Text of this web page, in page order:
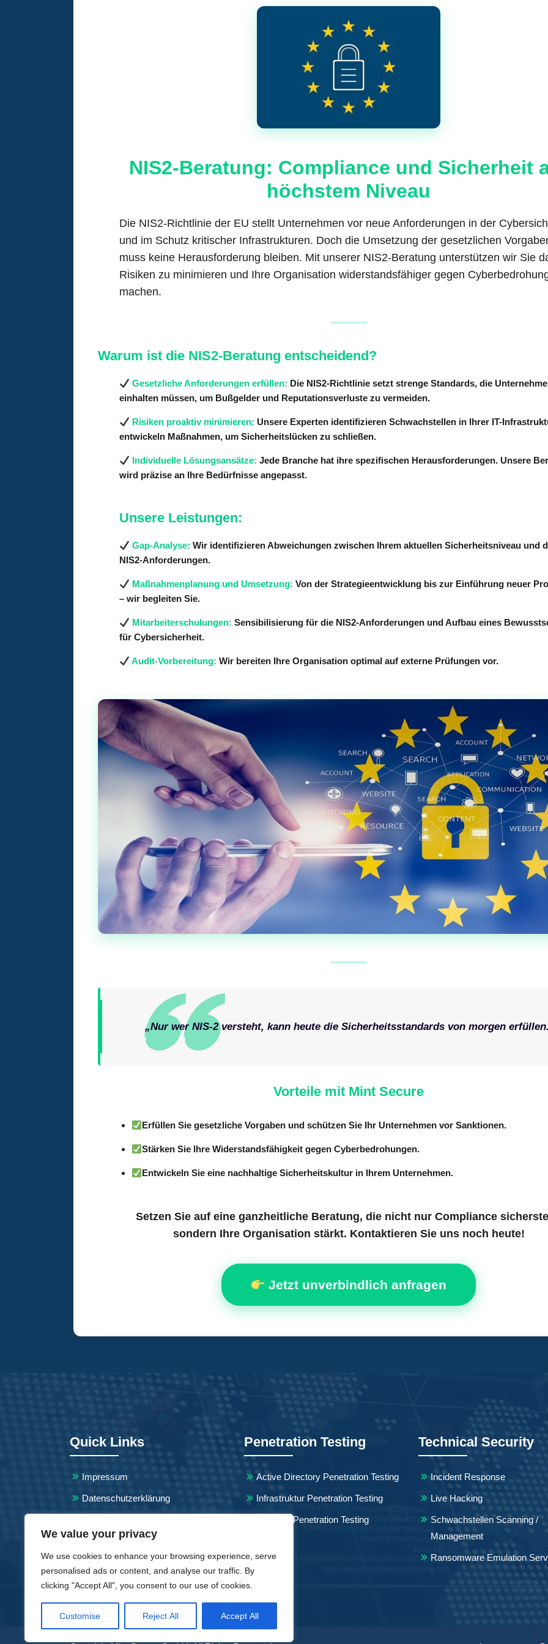
We value your privacy
We use cookies to enhance your browsing experience, serve
personalised ads or content, and analyse our traffic. By
clicking "Accept All", you consent to our use of cookies.
Customise Reject All Accept All
NIS2-Beratung: Compliance und Sicherheit
höchstem Niveau
Die NIS2-Richtlinie der EU stellt Unternehmen vor neue Anforderungen in der
und im Schutz kritischer Infrastrukturen. Doch die Umsetzung der gesetzlichen
muss keine Herausforderung bleiben. Mit unserer NIS2-Beratung unterstützen wir Sie
Risiken zu minimieren und Ihre Organisation widerstandsfähiger gegen
machen.
Warum ist die NIS2-Beratung entscheidend?
Gesetzliche Anforderungen erfüllen: Die NIS2-Richtlinie setzt strenge Standards, die
einhalten müssen, um Bußgelder und Reputationsverluste zu vermeiden.
Risiken proaktiv minimieren: Unsere Experten identifizieren Schwachstellen in Ihrer IT-
entwickeln Maßnahmen, um Sicherheitslücken zu schließen.
Individuelle Lösungsansätze: Jede Branche hat ihre spezifischen Herausforderungen. Unsere
wird präzise an Ihre Bedürfnisse angepasst.
Unsere Leistungen:
Gap-Analyse: Wir identifizieren Abweichungen zwischen Ihrem aktuellen Sicherheitsniveau und
NIS2-Anforderungen.
Maßnahmenplanung und Umsetzung: Von der Strategieentwicklung bis zur Einführung neuer
– wir begleiten Sie.
Mitarbeiterschulungen: Sensibilisierung für die NIS2-Anforderungen und Aufbau eines
für Cybersicherheit.
Audit-Vorbereitung: Wir bereiten Ihre Organisation optimal auf externe Prüfungen vor.
„Nur wer NIS-2 versteht, kann heute die Sicherheitsstandards von morgen
Vorteile mit Mint Secure
Erfüllen Sie gesetzliche Vorgaben und schützen Sie Ihr Unternehmen vor Sanktionen.
Stärken Sie Ihre Widerstandsfähigkeit gegen Cyberbedrohungen.
Entwickeln Sie eine nachhaltige Sicherheitskultur in Ihrem Unternehmen.
Setzen Sie auf eine ganzheitliche Beratung, die nicht nur Compliance
sondern Ihre Organisation stärkt. Kontaktieren Sie uns noch heute!
Jetzt unverbindlich anfragen
Quick Links
Impressum
Datenschutzerklärung
Kontakt
Penetration Testing
Active Directory Penetration Testing
Infrastruktur Penetration Testing
Physical Penetration Testing
Technical Security
Incident Response
Live Hacking
Schwachstellen Scanning /
Management
Ransomware Emulation